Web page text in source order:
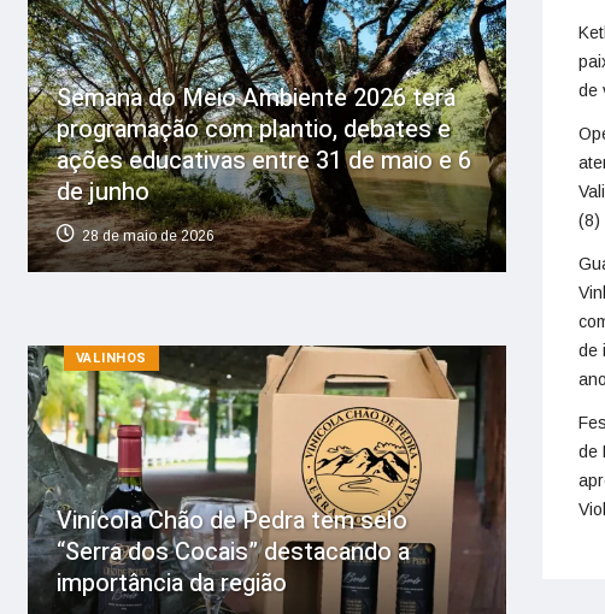
Semana do Meio Ambiente 2026 terá
programação com plantio, debates e
ações educativas entre 31 de maio e 6
de junho
28 de maio de 2026
VALINHOS
Vinícola Chão de Pedra tem selo
“Serra dos Cocais” destacando a
importância da região
de
(8)
de
de